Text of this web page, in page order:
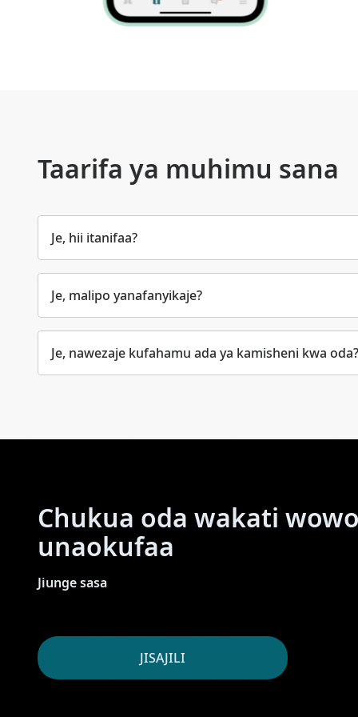
Taarifa ya muhimu sana
Je, hii itanifaa?
Je, malipo yanafanyikaje?
Je, nawezaje kufahamu ada ya kamisheni kwa oda?
Chukua oda wakati
unaokufaa
Jiunge sasa
JISAJILI